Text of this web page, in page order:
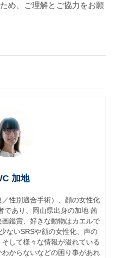
め、ご理解とご協力をお願
加地
性別適合手術）、顔の女性化
であり、岡山県出身の加地 茜
画鑑賞、好きな動物はカエルで
ないSRSや顔の女性化、声の
して様々な情報が溢れている
からないなどの困り事があれ